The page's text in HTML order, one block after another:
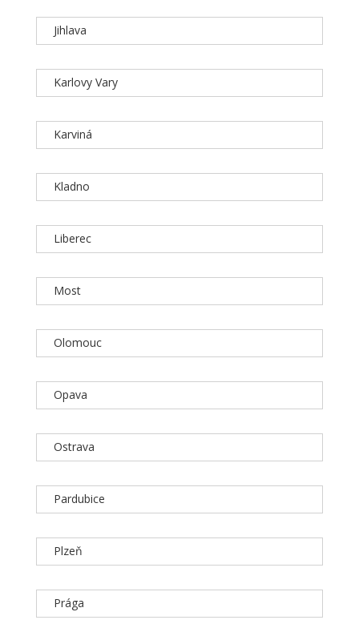
Jihlava
Karlovy Vary
Karviná
Kladno
Liberec
Most
Olomouc
Opava
Ostrava
Pardubice
Plzeň
Prága